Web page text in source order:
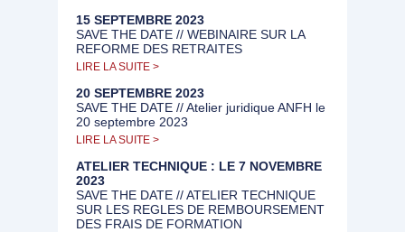
15 SEPTEMBRE 2023
SAVE THE DATE // WEBINAIRE SUR LA
REFORME DES RETRAITES
LIRE LA SUITE >
20 SEPTEMBRE 2023
SAVE THE DATE // Atelier juridique ANFH le
20 septembre 2023
LIRE LA SUITE >
ATELIER TECHNIQUE : LE 7 NOVEMBRE
2023
SAVE THE DATE // ATELIER TECHNIQUE
SUR LES REGLES DE REMBOURSEMENT
DES FRAIS DE FORMATION